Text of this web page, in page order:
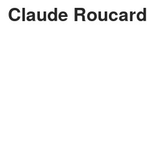
Claude Roucard